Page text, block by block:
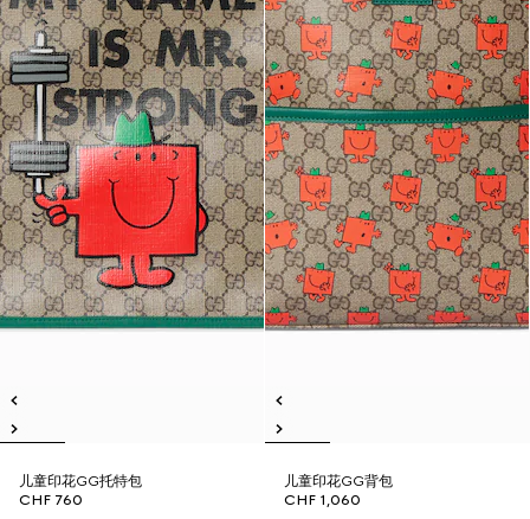
儿童印花GG托特包
CHF 760
儿童印花GG背包
CHF 1,060